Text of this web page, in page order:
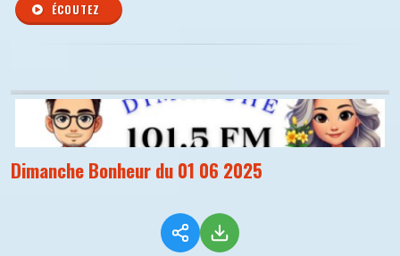
ÉCOUTEZ
Dimanche Bonheur du 01 06 2025